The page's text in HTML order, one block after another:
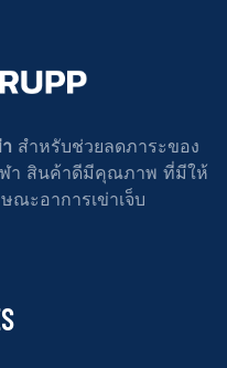
สำหรับช่วยลดภาระของ
ฬา สินค้าดีมีคุณภาพ ที่มีให้
ณะอาการเข่าเจ็บ